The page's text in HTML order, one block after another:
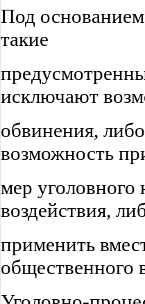
Под
такие
исключают
обвинения,
возможность
мер уголовного
воздействия,
применить
общественного